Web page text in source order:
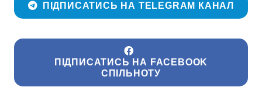
ПІДПИСАТИСЬ НА TELEGRAM КАНАЛ
ПІДПИСАТИСЬ НА FACEBOOK
СПІЛЬНОТУ